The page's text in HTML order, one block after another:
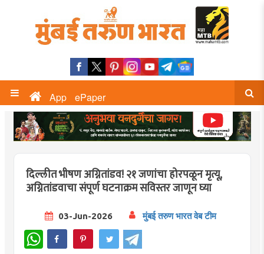
App ePaper
दिल्लीत भीषण अग्नितांडव! २१ जणांचा होरपळून मृत्यू,
अग्नितांडवाचा संपूर्ण घटनाक्रम सविस्तर जाणून घ्या
03-Jun-2026 मुंबई तरुण भारत वेब टीम
WhatsApp